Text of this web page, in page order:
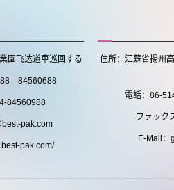
園飞达道車巡回する
84560688
84560988
pak.com
pak.com/
住所：江蘇省揚州
電話：86-
ファック
E-Mail：